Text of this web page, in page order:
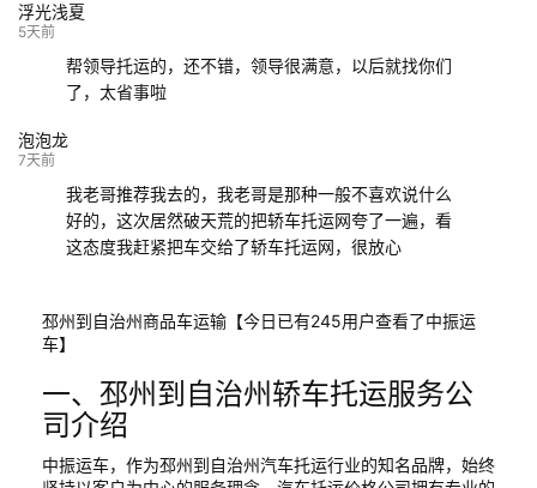
浮光浅夏
5天前
帮领导托运的，还不错，领导很满意，以后就找你们
了，太省事啦
泡泡龙
7天前
我老哥推荐我去的，我老哥是那种一般不喜欢说什么
好的，这次居然破天荒的把轿车托运网夸了一遍，看
这态度我赶紧把车交给了轿车托运网，很放心
邳州到自治州商品车运输【今日已有245用户查看了中振运
车】
一、邳州到自治州轿车托运服务公
司介绍
中振运车，作为邳州到自治州汽车托运行业的知名品牌，始终